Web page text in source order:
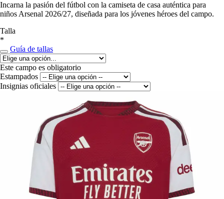
Incarna la pasión del fútbol con la camiseta de casa auténtica para
niños Arsenal 2026/27, diseñada para los jóvenes héroes del campo.
Talla
*
Guía de tallas
Este campo es obligatorio
Estampados
Insignias oficiales